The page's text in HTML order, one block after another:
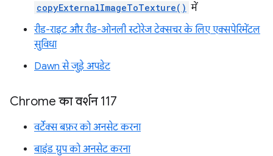
copyExternalImageToTexture() में
रीड-राइट और रीड-ओनली स्टोरेज टेक्सचर के लिए एक्सपेरिमेंटल
सुविधा
Dawn से जुड़े अपडेट
Chrome का वर्शन 117
वर्टेक्स बफ़र को अनसेट करना
बाइंड ग्रुप को अनसेट करना